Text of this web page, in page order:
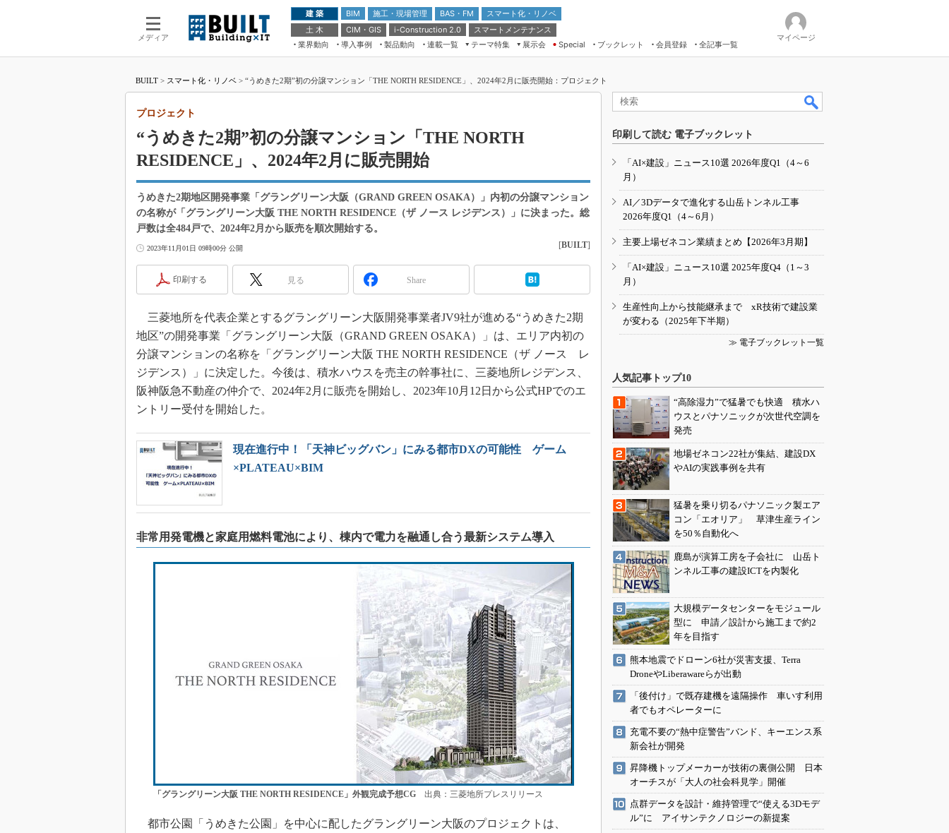
メディア
建 築 BIM 施工・現場管理 BAS・FM
スマート化・リノベ
土 木
CIM・GIS i-Construction 2.0
スマートメンテナンス
業界動向
導入事例 製品動向 連載一覧
テーマ特集
ドローンがもたらす建設業界の“ゲー
ムチェンジ” Ver.2.0
“Society5.0”時代のスマートビル
VR／ARが描くモノづくりのミライ
展示会
第8回 国際 建設・測量展
築・土木・不動産の先端技術展－
Japan Drone 2023
メンテナンス・レジリエンスOSAKA
日本 ものづくりワールド 2020
IGAS2018
Special ブックレット 会員登録 全記事一覧
マイページ
BUILT > スマート化・リノベ > “うめきた2期”初の分譲マンション「THE NORTH RESIDENCE」、2024年2月に販売開始：プロジェクト
“うめきた2期”初の分譲マンション「THE NORTH
RESIDENCE」、2024年2月に販売開始
プロジェクト
うめきた2期地区開発事業「グラングリーン大阪（GRAND GREEN OSAKA）」内初の分譲マンション
の名称が「グラングリーン大阪 THE NORTH RESIDENCE（ザ ノース レジデンス）」に決まった。総
戸数は全484戸で、2024年2月から販売を順次開始する。
2023年11月01日 09時00分 公開 [BUILT]
印刷する 見る Share
三菱地所を代表企業とするグラングリーン大阪開発事業者JV9社が進める“うめきた2期
地区”の開発事業「グラングリーン大阪（GRAND GREEN OSAKA）」は、エリア内初の
分譲マンションの名称を「グラングリーン大阪 THE NORTH RESIDENCE（ザ ノース レ
ジデンス）」に決定した。今後は、積水ハウスを売主の幹事社に、三菱地所レジデンス、
阪神阪急不動産の仲介で、2024年2月に販売を開始し、2023年10月12日から公式HPでのエ
ントリー受付を開始した。
現在進行中！「天神ビッグバン」にみる都市DXの可能性 ゲーム
×PLATEAU×BIM
非常用発電機と家庭用燃料電池により、棟内で電力を融通し合う最新システム導入
「グラングリーン大阪 THE NORTH RESIDENCE」外観完成予想CG出典：三菱地所プレスリリース
都市公園「うめきた公園」を中心に配したグラングリーン大阪のプロジェクトは、
印刷して読む 電子ブックレット
「AI×建設」ニュース10選 2026年度Q1（4～6
月）
AI／3Dデータで進化する山岳トンネル工事
2026年度Q1（4～6月）
主要上場ゼネコン業績まとめ【2026年3月期】
「AI×建設」ニュース10選 2025年度Q4（1～3
月）
生産性向上から技能継承まで xR技術で建設業
が変わる（2025年下半期）
≫ 電子ブックレット一覧
人気記事トップ10
“高除湿力”で猛暑でも快適 積水ハ
ウスとパナソニックが次世代空調を
発売
地場ゼネコン22社が集結、建設DX
やAIの実践事例を共有
猛暑を乗り切るパナソニック製エア
コン「エオリア」 草津生産ライン
を50％自動化へ
鹿島が演算工房を子会社に 山岳ト
ンネル工事の建設ICTを内製化
大規模データセンターをモジュール
型に 申請／設計から施工まで約2
年を目指す
熊本地震でドローン6社が災害支援、Terra
DroneやLiberawareらが出動
「後付け」で既存建機を遠隔操作 車いす利用
者でもオペレーターに
充電不要の“熱中症警告”バンド、キーエンス系
新会社が開発
昇降機トップメーカーが技術の裏側公開 日本
オーチスが「大人の社会科見学」開催
点群データを設計・維持管理で“使える3Dモデ
ル”に アイサンテクノロジーの新提案